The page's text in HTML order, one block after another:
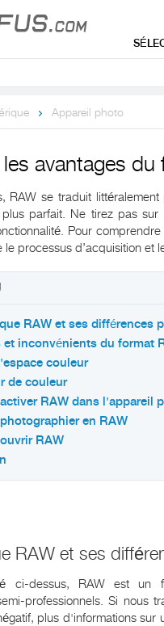
Appareil photo
avantages
RAW se traduit
parfait. Ne tirez pas
Pour
processus d’acquisition et
RAW et ses différences
et inconvénients du format
couleur
de couleur
RAW dans l'appareil
en RAW
RAW
RAW et ses
ci-dessus, RAW est
professionnels. Si nous
plus d'informations sur